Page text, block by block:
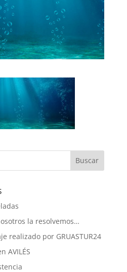
la resolvemos…
realizado por GRUASTUR24
AVILÉS